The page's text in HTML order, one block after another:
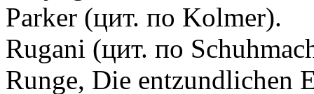
Parker (цит. по Kolmer).
Rugani (цит. по
Runge, Die entzundlichen